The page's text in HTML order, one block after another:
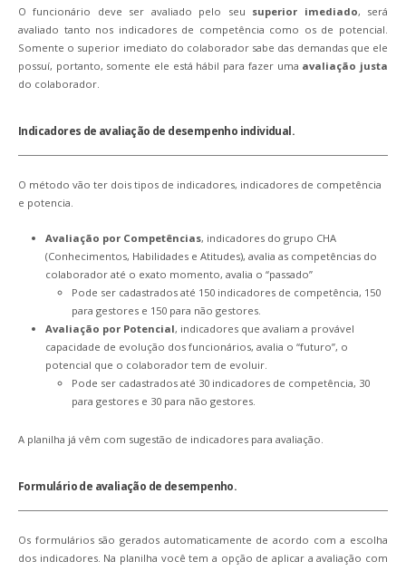
O funcionário deve ser avaliado pelo seu superior imediado, será
avaliado tanto nos indicadores de competência como os de potencial.
Somente o superior imediato do colaborador sabe das demandas que ele
possuí, portanto, somente ele está hábil para fazer uma avaliação justa
do colaborador.
Indicadores de avaliação de desempenho individual.
O método vão ter dois tipos de indicadores, indicadores de competência
e potencia.
Avaliação por Competências, indicadores do grupo CHA
(Conhecimentos, Habilidades e Atitudes), avalia as competências do
colaborador até o exato momento, avalia o “passado”
Pode ser cadastrados até 150 indicadores de competência, 150
para gestores e 150 para não gestores.
Avaliação por Potencial, indicadores que avaliam a provável
capacidade de evolução dos funcionários, avalia o “futuro”, o
potencial que o colaborador tem de evoluir.
Pode ser cadastrados até 30 indicadores de competência, 30
para gestores e 30 para não gestores.
A planilha já vêm com sugestão de indicadores para avaliação.
Formulário de avaliação de desempenho.
Os formulários são gerados automaticamente de acordo com a escolha
dos indicadores. Na planilha você tem a opção de aplicar a avaliação com